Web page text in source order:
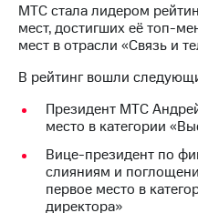
МТС стала лидером
мест, достигших её топ-
мест в отрасли «Связь и
В рейтинг вошли
Президент МТС
место в категории
Вице-президент по
слияниям и
первое место в
директора»